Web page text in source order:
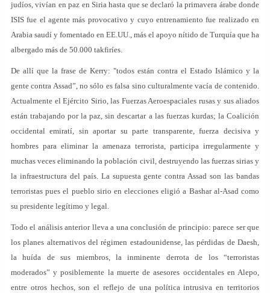
judíos, vivían en paz en Siria hasta que se declaró la primavera árabe donde
ISIS fue el agente más provocativo y cuyo entrenamiento fue realizado en
Arabia saudí y fomentado en EE.UU., más el apoyo nítido de Turquía que ha
albergado más de 50.000 takfiríes.
De allí que la frase de Kerry: "todos están contra el Estado Islámico y la
gente contra Assad”, no sólo es falsa sino culturalmente vacía de contenido.
Actualmente el Ejército Sirio, las Fuerzas Aeroespaciales rusas y sus aliados
están trabajando por la paz, sin descartar a las fuerzas kurdas; la Coalición
occidental emiratí, sin aportar su parte transparente, fuerza decisiva y
hombres para eliminar la amenaza terrorista, participa irregularmente y
muchas veces eliminando la población civil, destruyendo las fuerzas sirias y
la infraestructura del país. La supuesta gente contra Assad son las bandas
terroristas pues el pueblo sirio en elecciones eligió a Bashar al-Asad como
su presidente legítimo y legal.
Todo el análisis anterior lleva a una conclusión de principio: parece ser que
los planes alternativos del régimen estadounidense, las pérdidas de Daesh,
la huída de sus miembros, la inminente derrota de los “terroristas
moderados” y posiblemente la muerte de asesores occidentales en Alepo,
entre otros hechos, son el reflejo de una política intrusiva en territorios